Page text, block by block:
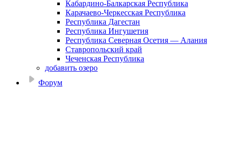
Кабардино-Балкарская Республика
Карачаево-Черкесская Республика
Республика Дагестан
Республика Ингушетия
Республика Северная Осетия — Алания
Ставропольский край
Чеченская Республика
добавить озеро
Форум